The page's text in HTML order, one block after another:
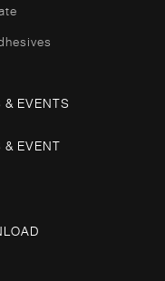
& EVENTS
& EVENT